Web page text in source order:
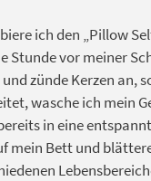
ich den „Pillow
Stunde vor meiner
zünde Kerzen an,
wasche ich mein
in eine
mein Bett und